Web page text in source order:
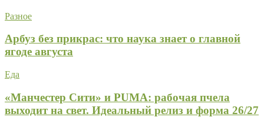
Разное
Арбуз без прикрас: что наука знает о главной
ягоде августа
Еда
«Манчестер Сити» и PUMA: рабочая пчела
выходит на свет. Идеальный релиз и форма 26/27